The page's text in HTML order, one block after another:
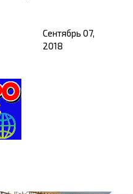
Сентябрь 07,
2018